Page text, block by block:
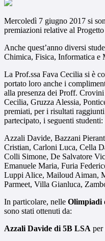
Mercoledì 7 giugno 2017 si
premiazioni relative al Progetto
Anche quest’anno diversi
Chimica, Fisica, Informatica e
La Prof.ssa Fava Cecilia si è
portato loro anche i
alla presenza dei Proff.
Cecilia, Gruzza Alessia,
premiati, per i risultati
partecipato, i seguenti studenti:
Azzali Davide, Bazzani
Cristian, Carloni Luca, Cella
Colli Simone, De Salvatore
Emanuele Maria, Furia
Luppi Alice, Mailoud Aiman,
Parmeet, Villa Gianluca,
In particolare, nelle Olimpiadi
sono stati ottenuti da:
Azzali Davide di 5B LSA